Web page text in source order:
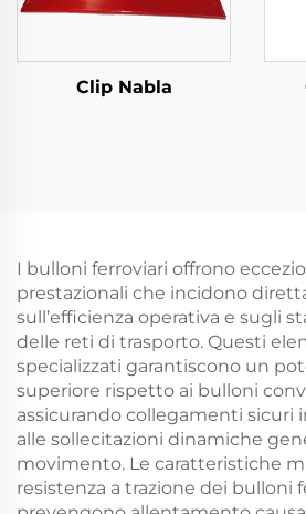
Clip Nabla
I bulloni ferroviari offrono
prestazionali che incidono
sull’efficienza operativa e sugli
delle reti di trasporto. Questi
specializzati garantiscono un
superiore rispetto ai bulloni
assicurando collegamenti sicuri
alle sollecitazioni dinamiche
movimento. Le caratteristiche
resistenza a trazione dei bulloni